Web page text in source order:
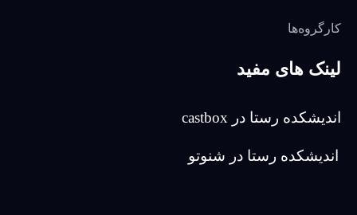
کارگروه‌ها
لینک های مفید
اندیشکده رستا در castbox
اندیشکده رستا در شنوتو